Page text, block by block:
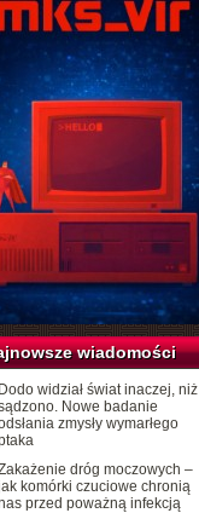
wiadomości
Dodo widział świat inaczej, niż
Nowe badanie
zmysły wymarłego
dróg moczowych –
komórki czuciowe chronią
przed poważną infekcją